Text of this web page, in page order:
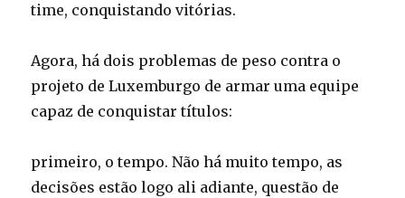
time, conquistando vitórias.
Agora, há dois problemas de peso contra o
projeto de Luxemburgo de armar uma equipe
capaz de conquistar títulos:
primeiro, o tempo. Não há muito tempo, as
decisões estão logo ali adiante, questão de